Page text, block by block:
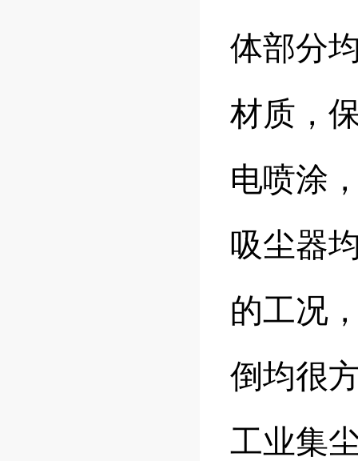
体部分
材质，
电喷涂
吸尘器
的工况
倒均很
工业集